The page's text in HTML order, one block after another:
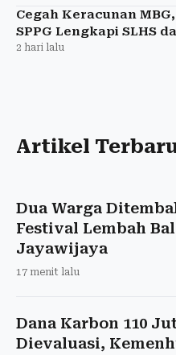
Cegah Keracunan
SPPG Lengkapi SLHS
2 hari lalu
Artikel
Dua Warga
Festival Lembah
Jayawijaya
17 menit lalu
Dana Karbon 110
Dievaluasi,